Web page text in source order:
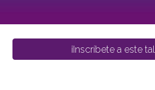
¡Inscríbete a este